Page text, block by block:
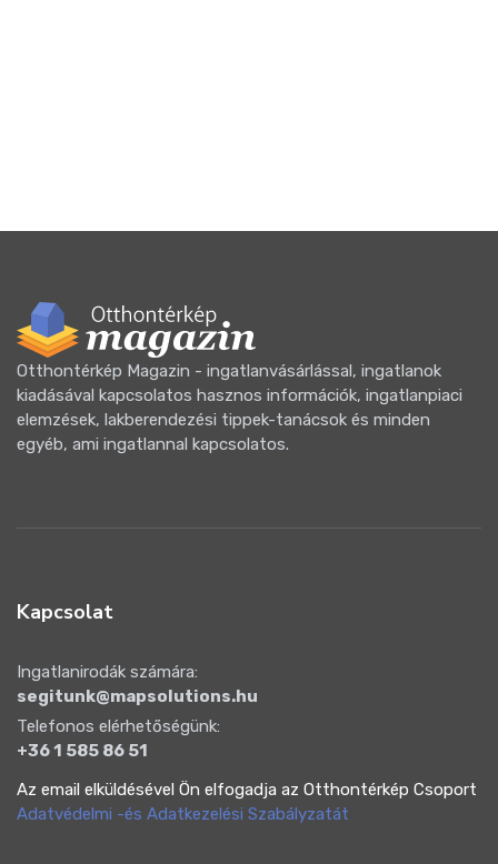
Otthontérkép Magazin - ingatlanvásárlással, ingatlanok
kiadásával kapcsolatos hasznos információk, ingatlanpiaci
elemzések, lakberendezési tippek-tanácsok és minden
egyéb, ami ingatlannal kapcsolatos.
Kapcsolat
Ingatlanirodák számára:
segitunk@mapsolutions.hu
Telefonos elérhetőségünk:
+36 1 585 86 51
Az email elküldésével Ön elfogadja az Otthontérkép Csoport
Adatvédelmi -és Adatkezelési Szabályzatát